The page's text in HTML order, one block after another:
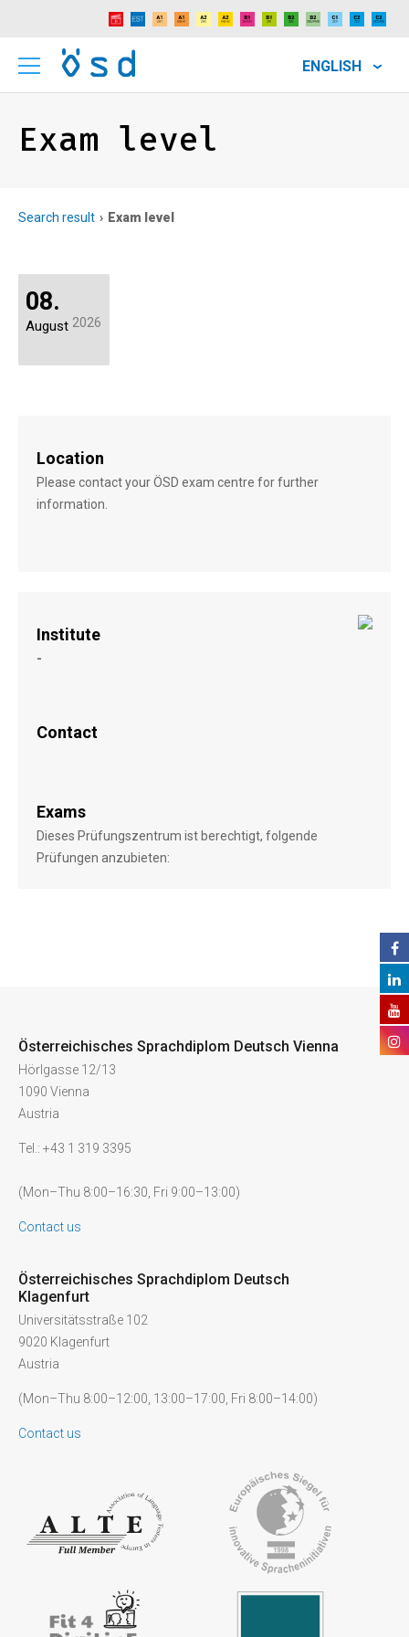
ENGLISH
Exam level
Search result Exam level
08.
August 2026
Location
Please contact your ÖSD exam centre for further
information.
Institute
-
Contact
Exams
Dieses Prüfungszentrum ist berechtigt, folgende
Prüfungen anzubieten:
Österreichisches Sprachdiplom Deutsch Vienna
Hörlgasse 12/13
1090 Vienna
Austria
Tel.: +43 1 319 3395
(Mon–Thu 8:00–16:30, Fri 9:00–13:00)
Contact us
Österreichisches Sprachdiplom Deutsch
Klagenfurt
Universitätsstraße 102
9020 Klagenfurt
Austria
(Mon–Thu 8:00–12:00, 13:00–17:00, Fri 8:00–14:00)
Contact us